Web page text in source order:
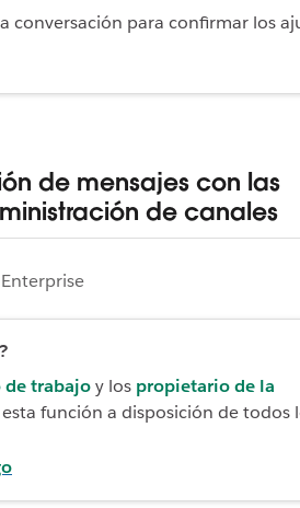
conversación para confirmar los
de mensajes con las
de canales
de trabajoy los propietario de la
función a disposición de todos